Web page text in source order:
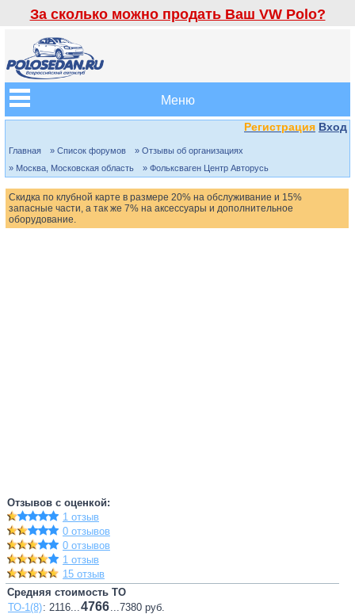
За сколько можно продать Ваш VW Polo?
Меню
Регистрация Вход
Главная » Список форумов
» Отзывы об организациях
» Москва, Московская область
» Фольксваген Центр Авторусь
Скидка по клубной карте в размере 20% на обслуживание и 15%
запасные части, а так же 7% на аксессуары и дополнительное
оборудование.
Отзывов с оценкой:
1 отзыв
0 отзывов
0 отзывов
1 отзыв
15 отзыв
Средняя стоимость ТО
ТО-1(8): 2116...4766...7380 руб.